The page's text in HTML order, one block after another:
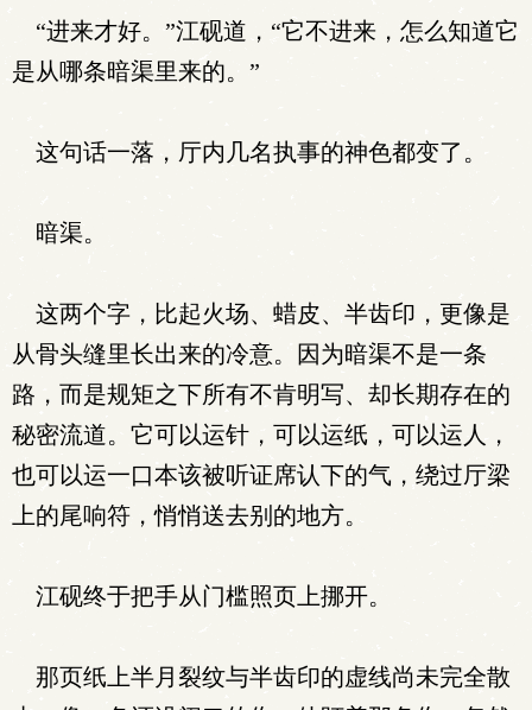
“进来才好。”江砚道，“它不进来，怎么知道它
是从哪条暗渠里来的。”
这句话一落，厅内几名执事的神色都变了。
暗渠。
这两个字，比起火场、蜡皮、半齿印，更像是
从骨头缝里长出来的冷意。因为暗渠不是一条
路，而是规矩之下所有不肯明写、却长期存在的
秘密流道。它可以运针，可以运纸，可以运人，
也可以运一口本该被听证席认下的气，绕过厅梁
上的尾响符，悄悄送去别的地方。
江砚终于把手从门槛照页上挪开。
那页纸上半月裂纹与半齿印的虚线尚未完全散